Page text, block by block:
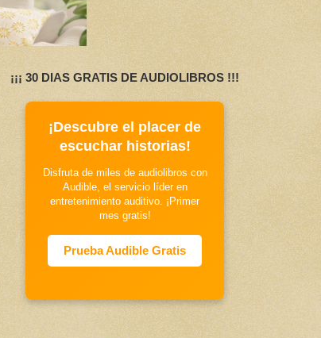
¡¡¡ 30 DIAS GRATIS DE AUDIOLIBROS !!!
¡Descubre el placer de
escuchar historias!
Disfruta de miles de audiolibros con
Audible, el servicio líder en
entretenimiento auditivo. ¡Primer
mes gratis!
Prueba Audible Gratis